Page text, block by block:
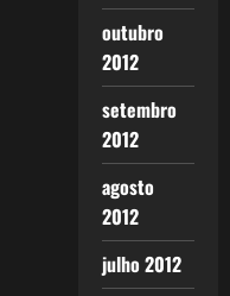
outubro
2012
setembro
2012
agosto
2012
julho 2012